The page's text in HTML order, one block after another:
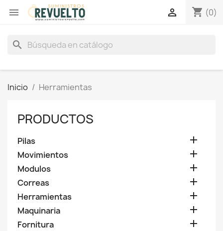
 shopping_cart (0)

search
Inicio Herramientas
PRODUCTOS
Pilas 
Movimientos 
Modulos 
Correas 
Herramientas 
Maquinaria 
Fornitura 